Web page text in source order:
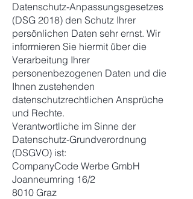
Datenschutz-Anpassungsgesetzes
(DSG 2018) den Schutz Ihrer
persönlichen Daten sehr ernst. Wir
informieren Sie hiermit über die
Verarbeitung Ihrer
personenbezogenen Daten und die
Ihnen zustehenden
datenschutzrechtlichen Ansprüche
und Rechte.
Verantwortliche im Sinne der
Datenschutz-Grundverordnung
(DSGVO) ist:
CompanyCode Werbe GmbH
Joanneumring 16/2
8010 Graz